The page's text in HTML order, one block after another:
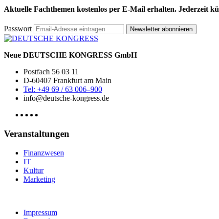
Aktuelle Fachthemen kostenlos per E-Mail erhalten. Jederzeit
Passwort Newsletter abonnieren
Neue DEUTSCHE KONGRESS GmbH
Postfach 56 03 11
D-60407 Frankfurt am Main
Tel: +49 69 / 63 006–900
info@deutsche-kongress.de
Veranstaltungen
Finanzwesen
IT
Kultur
Marketing
Impressum